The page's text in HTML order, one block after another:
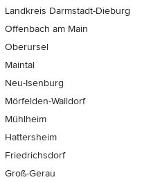
Landkreis Darmstadt-Dieburg
Offenbach am Main
Oberursel
Maintal
Neu-Isenburg
Mörfelden-Walldorf
Mühlheim
Hattersheim
Friedrichsdorf
Groß-Gerau